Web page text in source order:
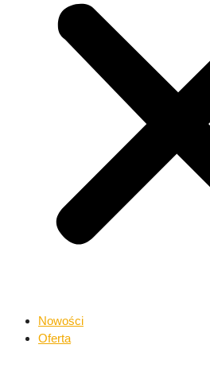
Nowości
Oferta